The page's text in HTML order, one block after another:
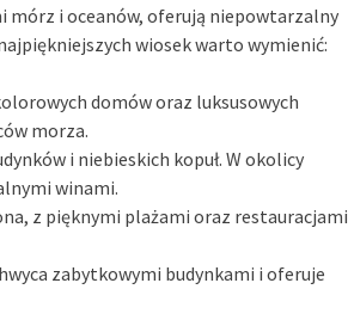
mórz i oceanów, oferują niepowtarzalny
wiosek warto wymienić:
domów oraz luksusowych
morza.
i niebieskich kopuł. W okolicy
winami.
z pięknymi plażami oraz restauracjami
zabytkowymi budynkami i oferuje